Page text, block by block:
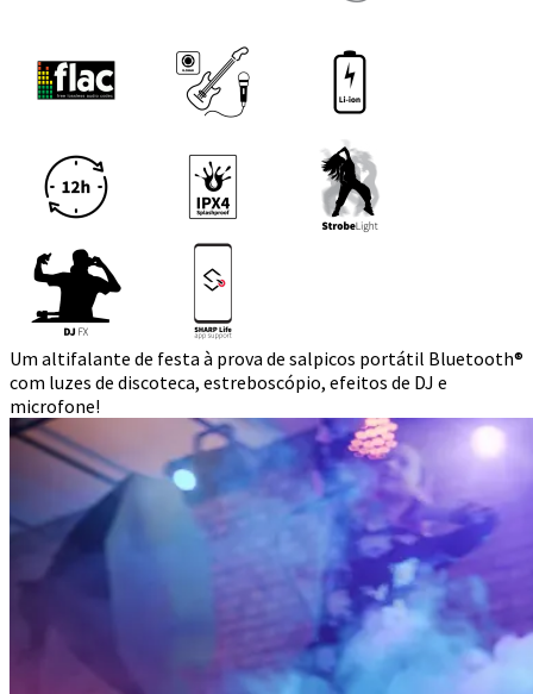
Um altifalante de festa à prova de salpicos portátil Bluetooth®
com luzes de discoteca, estreboscópio, efeitos de DJ e
microfone!